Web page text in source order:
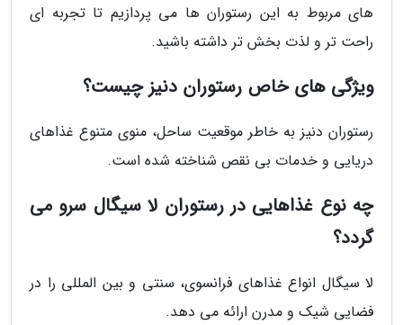
های مربوط به این رستوران ها می پردازیم تا تجربه ای
راحت تر و لذت بخش تر داشته باشید.
ویژگی های خاص رستوران دنیز چیست؟
رستوران دنیز به خاطر موقعیت ساحل، منوی متنوع غذاهای
دریایی و خدمات بی نقص شناخته شده است.
چه نوع غذاهایی در رستوران لا سیگال سرو می
گردد؟
لا سیگال انواع غذاهای فرانسوی، سنتی و بین المللی را در
فضایی شیک و مدرن ارائه می دهد.